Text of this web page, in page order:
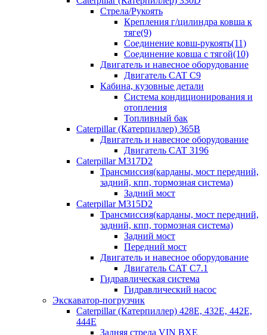
Стрела/Рукоять
Крепления г/цилиндра ковша к
тяге(9)
Соединение ковш-рукоять(11)
Соединение ковша с тягой(10)
Двигатель и навесное оборудование
Двигатель CAT C9
Кабина, кузовные детали
Система кондиционирования и
отопления
Топливный бак
Caterpillar (Катерпиллер) 365B
Двигатель и навесное оборудование
Двигатель CAT 3196
Caterpillar M317D2
Трансмиссия(карданы, мост передний,
задний, кпп, тормозная система)
Задний мост
Caterpillar M315D2
Трансмиссия(карданы, мост передний,
задний, кпп, тормозная система)
Задний мост
Передний мост
Двигатель и навесное оборудование
Двигатель CAT C7.1
Гидравлическая система
Гидравлический насос
Экскаватор-погрузчик
Caterpillar (Катерпиллер) 428E, 432E, 442E,
444E
Задняя стрела VIN BXE